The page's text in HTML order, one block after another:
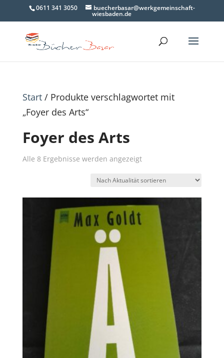
0611 341 3050 buecherbasar@werkgemeinschaft-
wiesbaden.de
Start/ Produkte verschlagwortet mit
„Foyer des Arts“
Foyer des Arts
Alle 8 Ergebnisse werden angezeigtNach